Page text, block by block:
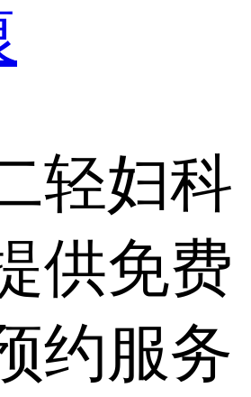
轻妇科
供免费
约服务